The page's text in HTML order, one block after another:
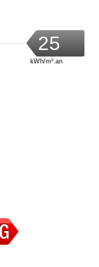
25
kWh/m².an